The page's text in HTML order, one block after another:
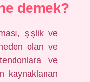
demek?
şişlik ve
olan ve
ve
kaynaklanan